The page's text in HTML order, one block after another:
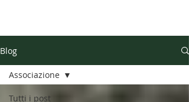
E PER L'ASSISTENZA E IL
SOCCORSO DEGLI ESCURSIONISTI
Blog
Tutti i post
Associazione